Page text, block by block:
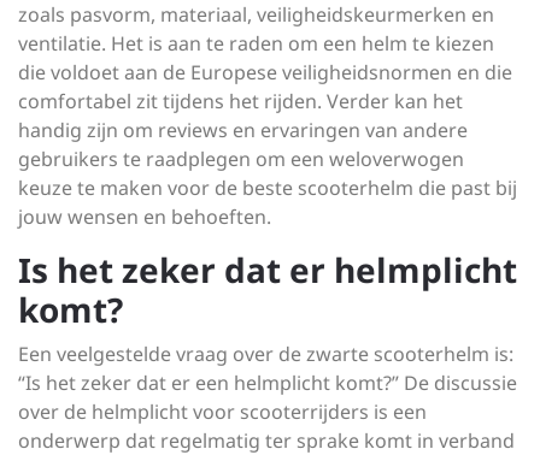
zoals pasvorm, materiaal, veiligheidskeurmerken en
ventilatie. Het is aan te raden om een helm te kiezen
die voldoet aan de Europese veiligheidsnormen en die
comfortabel zit tijdens het rijden. Verder kan het
handig zijn om reviews en ervaringen van andere
gebruikers te raadplegen om een weloverwogen
keuze te maken voor de beste scooterhelm die past bij
jouw wensen en behoeften.
Is het zeker dat er helmplicht
komt?
Een veelgestelde vraag over de zwarte scooterhelm is:
“Is het zeker dat er een helmplicht komt?” De discussie
over de helmplicht voor scooterrijders is een
onderwerp dat regelmatig ter sprake komt in verband